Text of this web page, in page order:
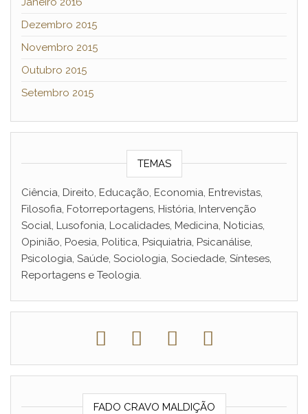
Dezembro 2015
Novembro 2015
Outubro 2015
Setembro 2015
TEMAS
Ciência, Direito, Educação, Economia, Entrevistas,
Filosofia, Fotorreportagens, História, Intervenção
Social, Lusofonia, Localidades, Medicina, Noticias,
Opinião, Poesia, Politica, Psiquiatria, Psicanálise,
Psicologia, Saúde, Sociologia, Sociedade, Sínteses,
Reportagens e Teologia.
FADO CRAVO MALDIÇÃO